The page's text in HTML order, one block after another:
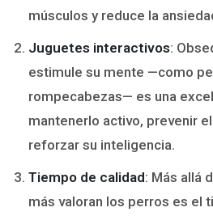
músculos y reduce la
Juguetes interactivos:
estimule su mente —como
rompecabezas— es una
mantenerlo activo, prevenir
reforzar su inteligencia.
Tiempo de calidad: Más allá
más valoran los perros es el